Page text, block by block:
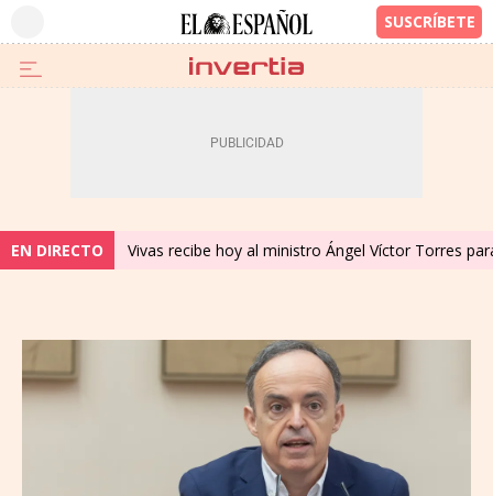
EN DIRECTO Vivas recibe hoy al ministro Ángel Víctor Torres